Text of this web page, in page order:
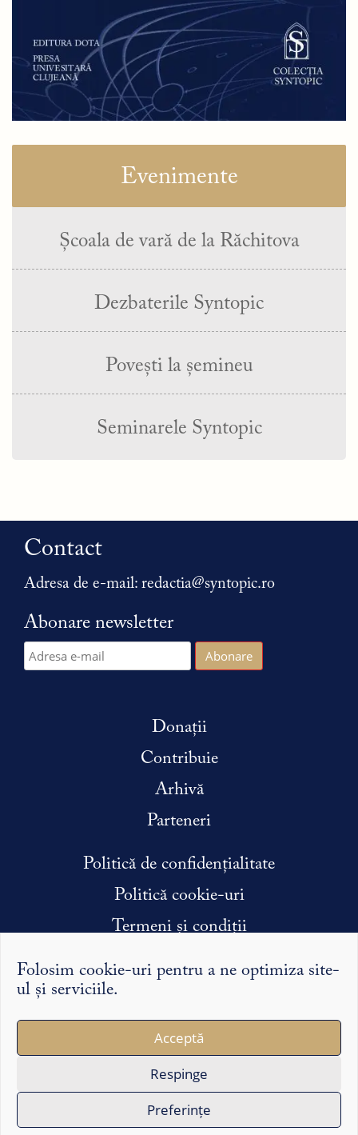
Folosim cookie-uri pentru a ne optimiza site-
ul și serviciile.
Acceptă
Respinge
Preferințe
Evenimente
Școala de vară de la Răchitova
Dezbaterile Syntopic
Povești la șemineu
Seminarele Syntopic
Contact
Adresa de e-mail: redactia@syntopic.ro
Abonare newsletter
Donații
Contribuie
Arhivă
Parteneri
Politică de confidențialitate
Politică cookie-uri
Termeni și condiții
Condiții efectuare stagiu de practică
Argumentele și punctele de vedere exprimate pe Syntopic
îi reprezintă exclusiv pe autorii lor și nu reflectă în mod
necesar opinia redacției sau a partenerilor noștri.
Copyright ©2026 Syntopic